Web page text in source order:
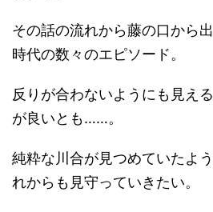
その話の流れから藤の口から
時代の数々のエピソード。
反りが合わないようにも見え
が良いとも……。
純粋な川合が見つめていたよ
れからも見守っていきたい。